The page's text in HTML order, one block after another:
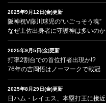
2025年9月12日(金)更新
阪神祝V藤川球児の“いごっそう魂”
なぜ土佐出身者に守護神は多いのか
2025年9月5日(金)更新
打率2割台での首位打者出現か!?
76年の吉岡悟はノーマークで載冠
2025年8月29日(金)更新
日ハム・レイエス、本塁打王に接近